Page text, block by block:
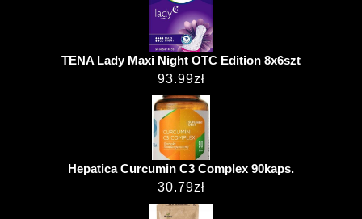
TENA Lady Maxi Night OTC Edition 8x6szt
93.99zł
Hepatica Curcumin C3 Complex 90kaps.
30.79zł